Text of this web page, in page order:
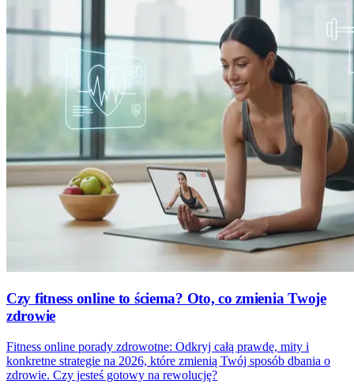
Czy fitness online to ściema? Oto, co zmienia Twoje
zdrowie
Fitness online porady zdrowotne: Odkryj całą prawdę, mity i
konkretne strategie na 2026, które zmienią Twój sposób dbania o
zdrowie. Czy jesteś gotowy na rewolucję?